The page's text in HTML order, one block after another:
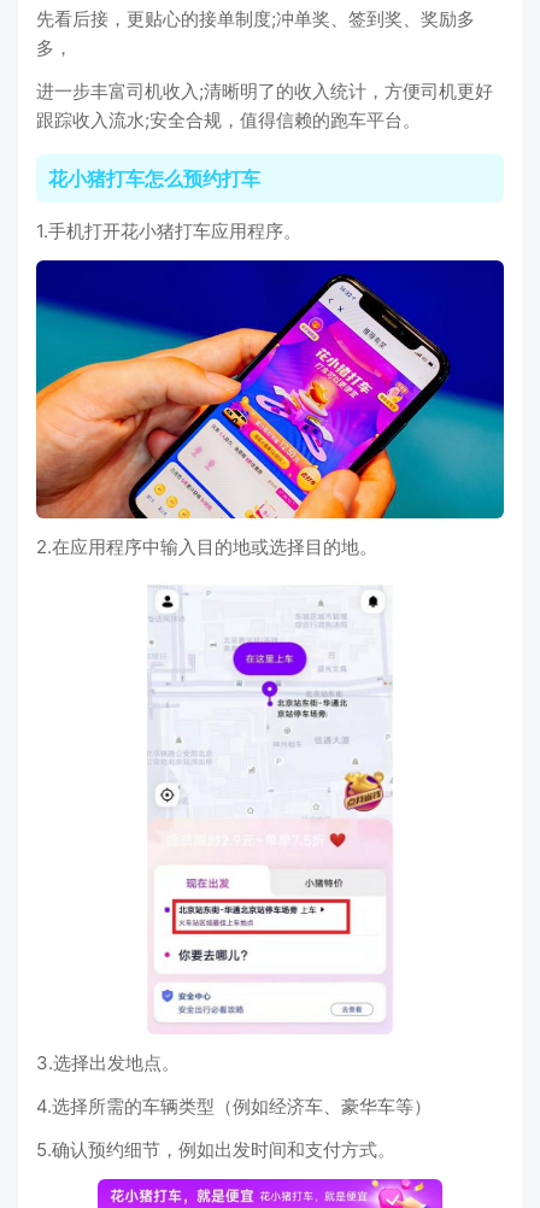
先看后接，更贴心的接单制度;冲单奖、签到奖、奖励多
多，
进一步丰富司机收入;清晰明了的收入统计，方便司机更好
跟踪收入流水;安全合规，值得信赖的跑车平台。
花小猪打车怎么预约打车
1.手机打开花小猪打车应用程序。
2.在应用程序中输入目的地或选择目的地。
3.选择出发地点。
4.选择所需的车辆类型（例如经济车、豪华车等）
5.确认预约细节，例如出发时间和支付方式。